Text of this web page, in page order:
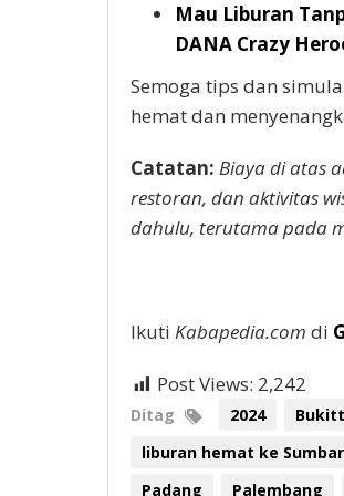
Mau Liburan
DANA Crazy
Semoga tips dan
hemat dan
Catatan: Biaya di atas
restoran, dan aktivitas
dahulu, terutama pada
Ikuti Kabapedia.com di
Post Views: 2,242
Ditag 2024
liburan hemat ke Sumbar
Padang
Palembang